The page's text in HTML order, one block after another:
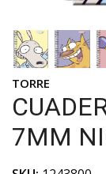
TORRE
7MM